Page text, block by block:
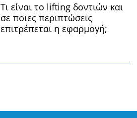
Τι είναι το lifting δοντιών και
σε ποιες περιπτώσεις
επιτρέπεται η εφαρμογή;